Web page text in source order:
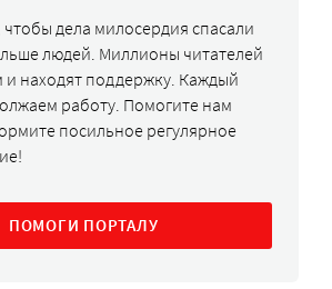
дела милосердия спасали
людей. Миллионы читателей
находят поддержку. Каждый
работу. Помогите нам
посильное регулярное
ПОМОГИ ПОРТАЛУ